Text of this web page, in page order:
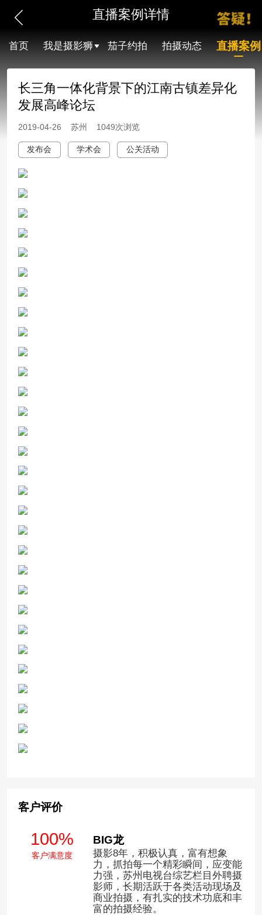
直播案例详情
首页 我是摄影狮 茄子约拍 拍摄动态 直播案例
长三角一体化背景下的江南古镇差异化
发展高峰论坛
2019-04-26 苏州 1049次浏览
发布会 学术会 公关活动
客户评价
100%
客户满意度
BIG龙
摄影8年，积极认真，富有想象
力，抓拍每一个精彩瞬间，应变能
力强，苏州电视台综艺栏目外聘摄
影师，长期活跃于各类活动现场及
商业拍摄，有扎实的技术功底和丰
富的拍摄经验。